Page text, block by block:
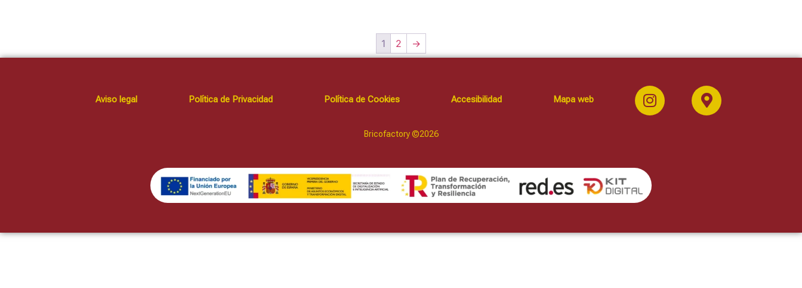
1 2 →
Aviso legal Política de Privacidad Política de Cookies Accesibilidad Mapa web
Bricofactory ©2026